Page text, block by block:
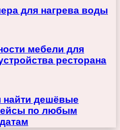
для нагрева воды
мебели для
ресторана
дешёвые
по любым